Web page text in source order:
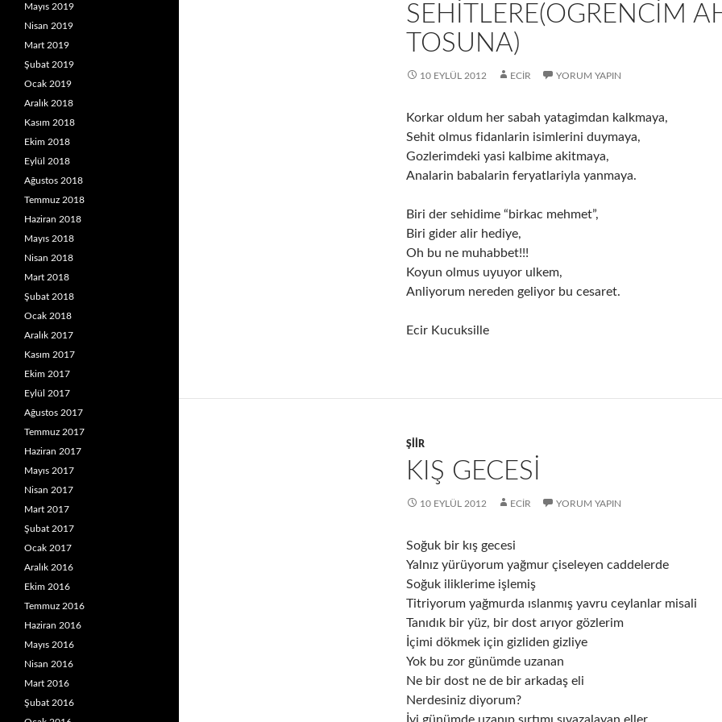
SEHITLERE(OGRENCIM
TOSUNA)
10 EYLÜL 2012 ECIR YORUM YAPIN
Korkar oldum her sabah yatagimdan kalkmaya,
Sehit olmus fidanlarin isimlerini duymaya,
Gozlerimdeki yasi kalbime akitmaya,
Analarin babalarin feryatlariyla yanmaya.
Biri der sehidime “birkac mehmet”,
Biri gider alir hediye,
Oh bu ne muhabbet!!!
Koyun olmus uyuyor ulkem,
Anliyorum nereden geliyor bu cesaret.
Ecir Kucuksille
ŞIIR
KIŞ GECESI
10 EYLÜL 2012 ECIR YORUM YAPIN
Soğuk bir kış gecesi
Yalnız yürüyorum yağmur çiseleyen caddelerde
Soğuk iliklerime işlemiş
Titriyorum yağmurda ıslanmış yavru ceylanlar misali
Tanıdık bir yüz, bir dost arıyor gözlerim
İçimi dökmek için gizliden gizliye
Yok bu zor günümde uzanan
Ne bir dost ne de bir arkadaş eli
Nerdesiniz diyorum?
Mayıs 2019
Nisan 2019
Mart 2019
Şubat 2019
Ocak 2019
Aralık 2018
Kasım 2018
Ekim 2018
Eylül 2018
Ağustos 2018
Temmuz 2018
Haziran 2018
Mayıs 2018
Nisan 2018
Mart 2018
Şubat 2018
Ocak 2018
Aralık 2017
Kasım 2017
Ekim 2017
Eylül 2017
Ağustos 2017
Temmuz 2017
Haziran 2017
Mayıs 2017
Nisan 2017
Mart 2017
Şubat 2017
Ocak 2017
Aralık 2016
Ekim 2016
Temmuz 2016
Haziran 2016
Mayıs 2016
Nisan 2016
Mart 2016
Şubat 2016